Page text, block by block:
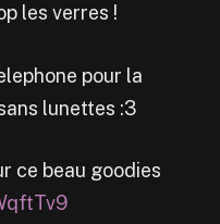
les verres !
pour la
lunettes :3
ce beau goodies